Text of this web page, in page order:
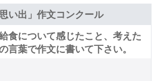
い出」作文コンクール
食について感じたこと、考えた
言葉で作文に書いて下さい。